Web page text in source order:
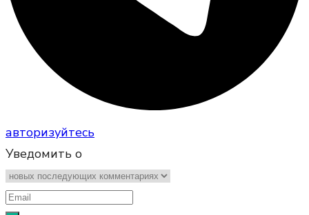
авторизуйтесь
Уведомить о